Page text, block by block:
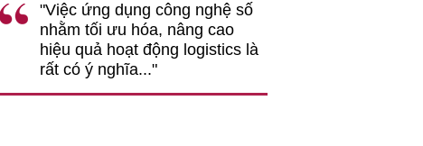
"Việc ứng dụng công nghệ số
nhằm tối ưu hóa, nâng cao
hiệu quả hoạt động logistics là
rất có ý nghĩa..."